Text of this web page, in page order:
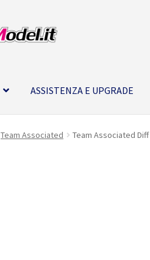
ASSISTENZA E UPGRADE
Team Associated Team Associated